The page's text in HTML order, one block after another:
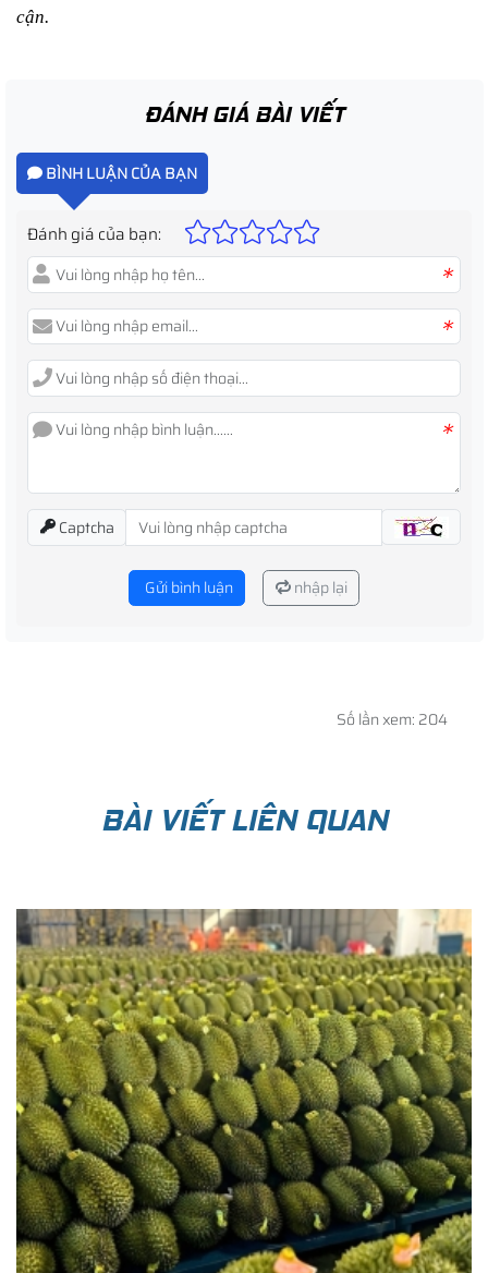
cận.
ĐÁNH GIÁ BÀI VIẾT
BÌNH LUẬN CỦA BẠN
Đánh giá của bạn:
*
*
*
Captcha
Gửi bình luận nhập lại
Số lần xem: 204
BÀI VIẾT LIÊN QUAN